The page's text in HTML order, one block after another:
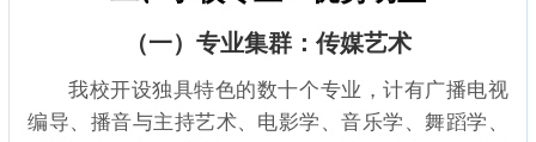
（一）专业集群：传媒艺术
我校开设独具特色的数十个专业，计有广播电视
编导、播音与主持艺术、电影学、音乐学、舞蹈学、